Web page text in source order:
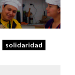
solidaridad